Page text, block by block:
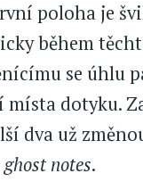
poloha je
během
se úhlu
dotyku.
dva už
ghost notes.